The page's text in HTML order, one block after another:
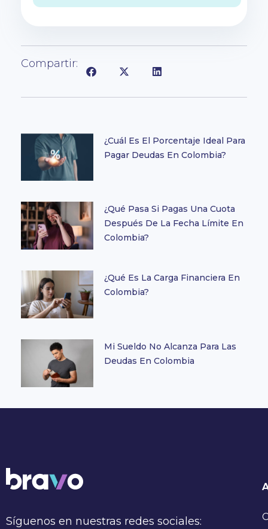
Compartir:
¿Cuál Es El Porcentaje Ideal Para
Pagar Deudas En Colombia?
¿Qué Pasa Si Pagas Una Cuota
Después De La Fecha Límite En
Colombia?
¿Qué Es La Carga Financiera En
Colombia?
Mi Sueldo No Alcanza Para Las
Deudas En Colombia
Síguenos en nuestras redes sociales: